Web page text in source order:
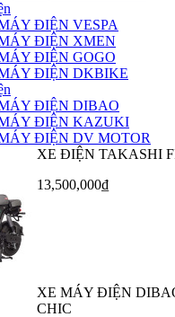
ĐIỆN VESPA
ĐIỆN XMEN
ĐIỆN GOGO
ĐIỆN DKBIKE
ĐIỆN DIBAO
ĐIỆN KAZUKI
ĐIỆN DV MOTOR
XE ĐIỆN TAKASHI
13,500,000₫
XE MÁY ĐIỆN
CHIC